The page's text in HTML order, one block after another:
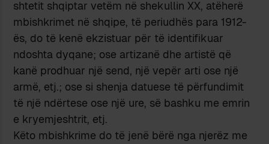
shtetit shqiptar vetëm në shekullin XX, atëherë
mbishkrimet në shqipe, të periudhës para 1912-
ës, do të kenë ekzistuar për të identifikuar
ndoshta dyqane; ose artizanë dhe artistë që
kanë prodhuar një send, një vepër arti ose një
armë, etj.; ose si shenja datuese të përfundimit
të një ndërtese ose një ure, së bashku me emrin
e kryemjeshtrit, etj.
Këto mbishkrime do të jenë bërë nga njerëz me